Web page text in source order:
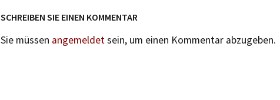
SCHREIBEN SIE EINEN KOMMENTAR
Sie müssen angemeldetsein, um einen Kommentar abzugeben.